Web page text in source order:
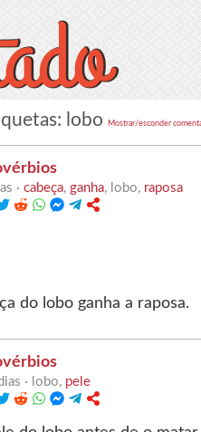
loboMostrar/esconder
·cabeça,ganha, lobo, raposa
do lobo ganha a raposa.
· lobo, pele